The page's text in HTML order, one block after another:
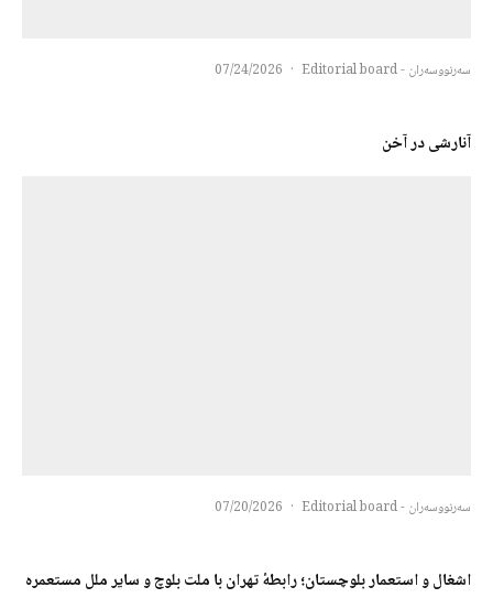
سەرنووسەران - Editorial board ·
07/24/2026
آنارشی در آخن
سەرنووسەران - Editorial board ·
07/20/2026
اشغال و استعمار بلوچستان؛ رابطهٔ تهران با ملت بلوچ و سایر ملل مستعمرہ